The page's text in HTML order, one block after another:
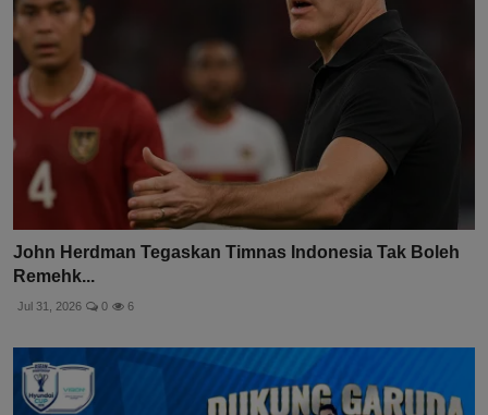
John Herdman Tegaskan Timnas Indonesia Tak Boleh
Remehk...
Jul 31, 2026 0 6